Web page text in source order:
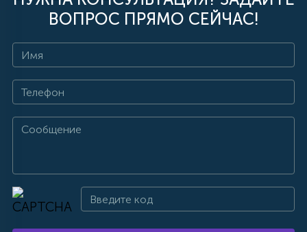
ВОПРОС ПРЯМО СЕЙЧАС!